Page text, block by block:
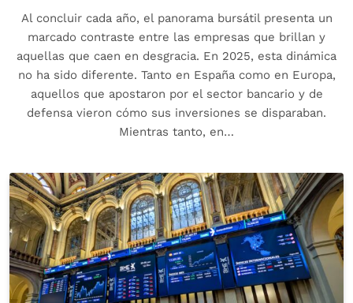
Al concluir cada año, el panorama bursátil presenta un
marcado contraste entre las empresas que brillan y
aquellas que caen en desgracia. En 2025, esta dinámica
no ha sido diferente. Tanto en España como en Europa,
aquellos que apostaron por el sector bancario y de
defensa vieron cómo sus inversiones se disparaban.
Mientras tanto, en…